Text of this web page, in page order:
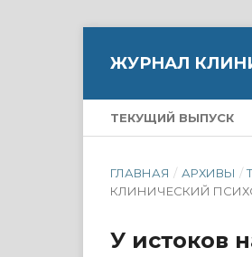
ЖУРНАЛ
ТЕКУЩИЙ ВЫПУСК
ГЛАВНАЯ / АРХИВЫ /
КЛИНИЧЕСКИЙ
У истоков